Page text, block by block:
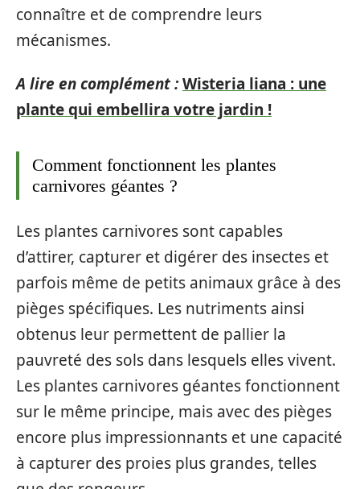
connaître et de comprendre leurs
mécanismes.
A lire en complément :Wisteria liana : une
plante qui embellira votre jardin !
Comment fonctionnent les plantes
carnivores géantes ?
Les plantes carnivores sont capables
d’attirer, capturer et digérer des insectes et
parfois même de petits animaux grâce à des
pièges spécifiques. Les nutriments ainsi
obtenus leur permettent de pallier la
pauvreté des sols dans lesquels elles vivent.
Les plantes carnivores géantes fonctionnent
sur le même principe, mais avec des pièges
encore plus impressionnants et une capacité
à capturer des proies plus grandes, telles